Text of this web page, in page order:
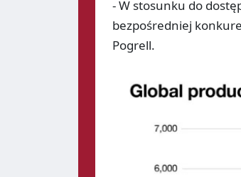
- W stosunku do
bezpośredniej
Pogrell.